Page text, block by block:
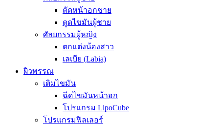
ตัดหน้าอกชาย
ดูดไขมันผู้ชาย
ศัลยกรรมผู้หญิง
ตกแต่งน้องสาว
เลเบีย (Labia)
ผิวพรรณ
เติมไขมัน
ฉีดไขมันหน้าอก
โปรแกรม LipoCube
โปรแกรมฟิลเลอร์